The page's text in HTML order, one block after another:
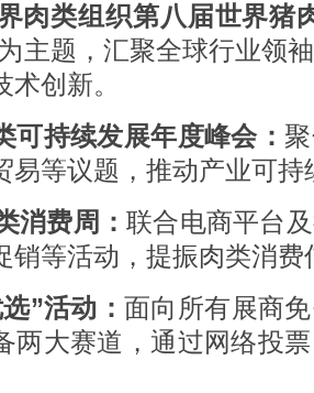
肉类组织第八届世界猪
主题，汇聚全球行业领
创新。
可持续发展年度峰会：
易等议题，推动产业可持
消费周：联合电商平台
销等活动，提振肉类消费
”活动：面向所有展商
两大赛道，通过网络投